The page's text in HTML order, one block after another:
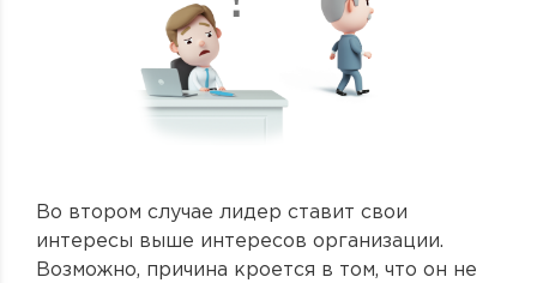
Во втором случае лидер ставит свои
интересы выше интересов организации.
Возможно, причина кроется в том, что он не